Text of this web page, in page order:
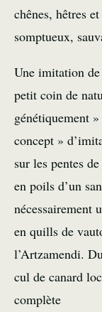
chênes, hêtres
somptueux,
Une imitation
petit coin de
génétiquement
concept »
sur les pentes
en poils d’un
nécessairement
en quills de
l’Artzamendi. Du
cul de canard
complète